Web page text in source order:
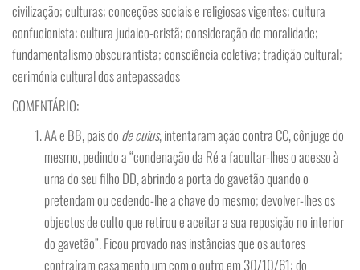
civilização; culturas; conceções sociais e religiosas vigentes; cultura
confucionista; cultura judaico-cristã; consideração de moralidade;
fundamentalismo obscurantista; consciência coletiva; tradição cultural;
cerimónia cultural dos antepassados
COMENTÁRIO:
AA e BB, pais do de cuius, intentaram ação contra CC, cônjuge do
mesmo, pedindo a “condenação da Ré a facultar-lhes o acesso à
urna do seu filho DD, abrindo a porta do gavetão quando o
pretendam ou cedendo-lhe a chave do mesmo; devolver-lhes os
objectos de culto que retirou e aceitar a sua reposição no interior
do gavetão”. Ficou provado nas instâncias que os autores
contraíram casamento um com o outro em 30/10/61; do